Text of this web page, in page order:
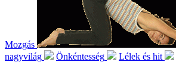
Mozgás
nagyvilág
Önkéntesség Lélek és hit